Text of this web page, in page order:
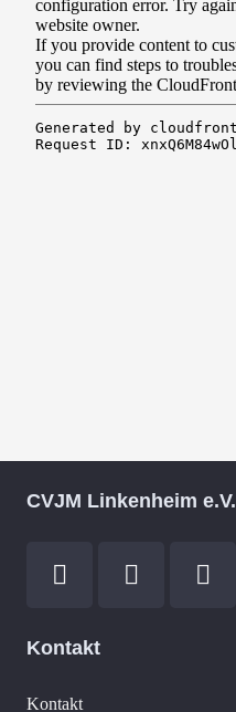
CVJM Linkenheim e.V.
Kontakt
Kontakt